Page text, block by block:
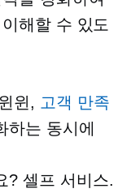
해할 수 있도
윈, 고객 만족
하는 동시에
?셀프 서비스.